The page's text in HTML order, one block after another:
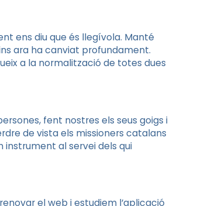
ens diu que és llegívola. Manté
ara ha canviat profundament.
a la normalització de totes dues
fent nostres els seus goigs i
de vista els missioners catalans
instrument al servei dels qui
el web i estudiem l’aplicació